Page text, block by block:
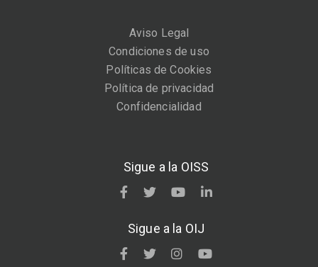
Aviso Legal
Condiciones de uso
Políticas de Cookies
Política de privacidad
Confidencialidad
Sigue a la OISS
Sigue a la OIJ